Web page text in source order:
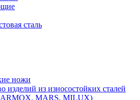
сталь
ножи
изделий из износостойких сталей
MARS, MILUX)